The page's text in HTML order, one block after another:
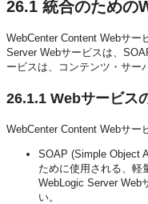
26.1 統合のための
WebCenter Content Webサー
Server Webサービスは、
ービスは、コンテンツ・サー
26.1.1 Webサービス
WebCenter Content Webサー
SOAP (Simple Object
ために使用される、軽
WebLogic Server Web
い。